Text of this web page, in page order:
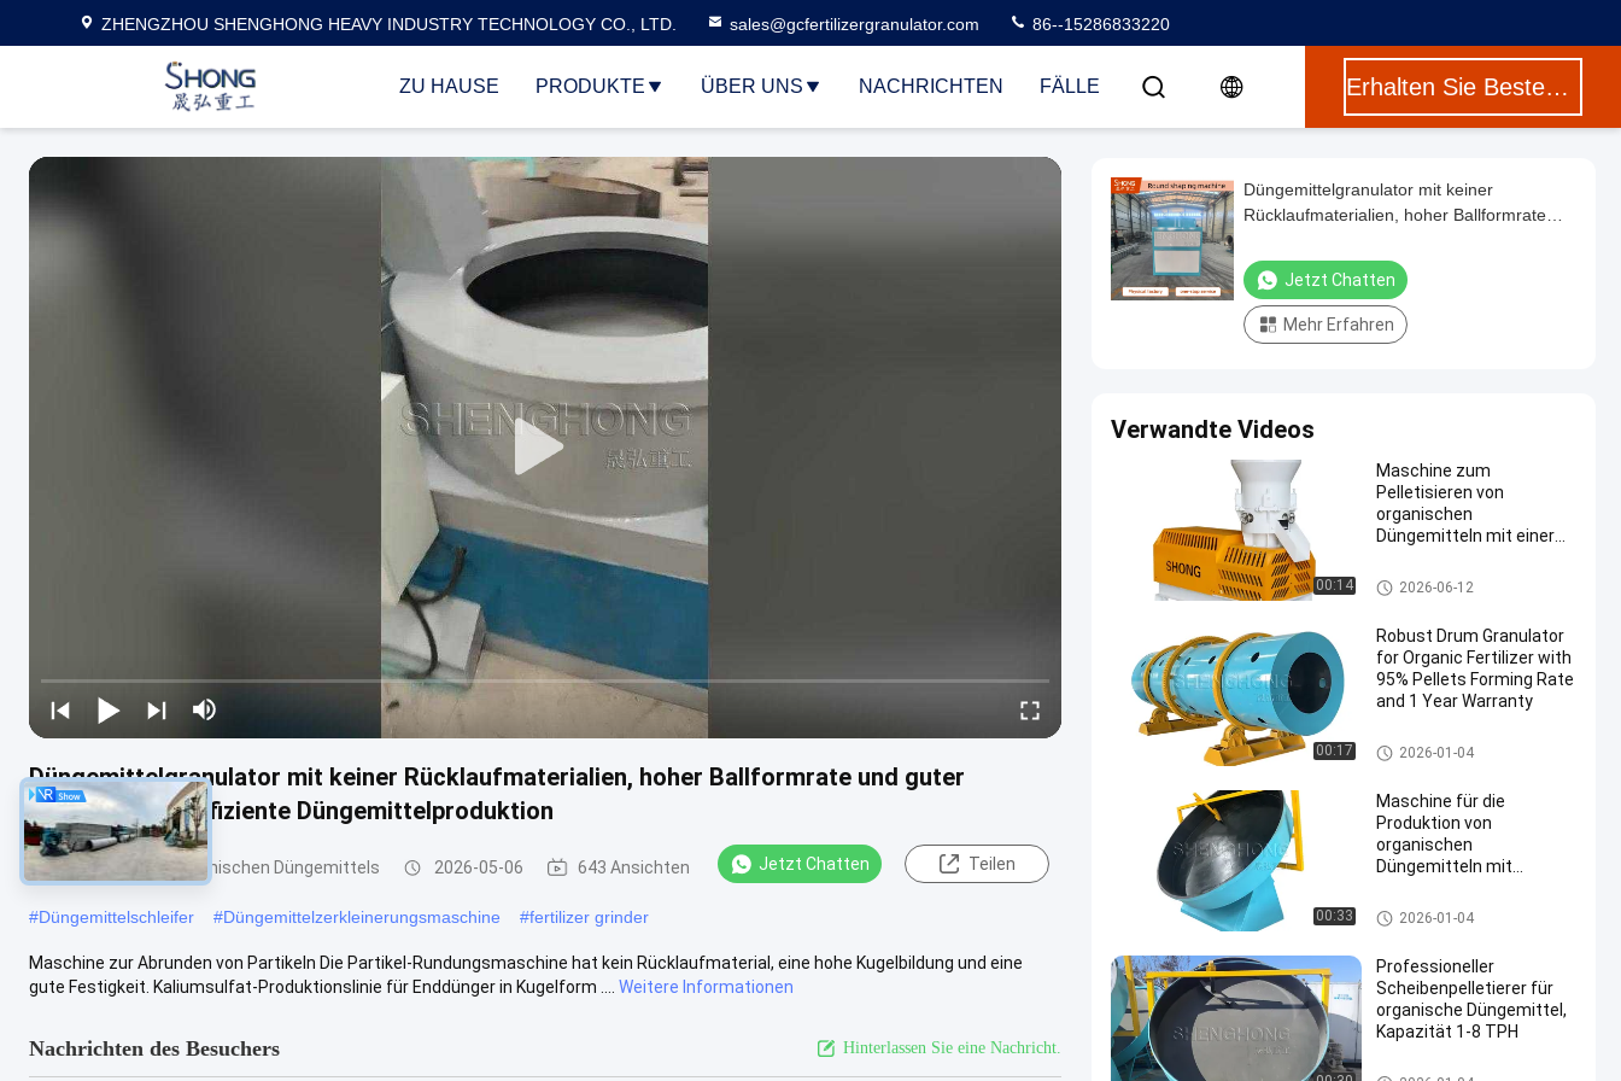
ZHENGZHOU SHENGHONG HEAVY INDUSTRY TECHNOLOGY CO., LTD. sales@gcfertilizergranulator.com 86--15286833220
ZU HAUSE PRODUKTE ÜBER UNS NACHRICHTEN FÄLLE Erhalten Sie Besten Preis
Düngemittelgranulator mit keiner Rücklaufmaterialien, hoher Ballformrate und guter
Festigkeit für effiziente Düngemittelproduktion
Granulierer des organischen Düngemittels 2026-05-06 643 Ansichten Jetzt Chatten Teilen
#Düngemittelschleifer #Düngemittelzerkleinerungsmaschine #fertilizer grinder
Maschine zur Abrunden von Partikeln Die Partikel-Rundungsmaschine hat kein Rücklaufmaterial, eine hohe Kugelbildung und eine
gute Festigkeit. Kaliumsulfat-Produktionslinie für Enddünger in Kugelform ....
Weitere Informationen
Nachrichten des Besuchers Hinterlassen Sie eine Nachricht.
Düngemittelgranulator mit keiner
Rücklaufmaterialien, hoher Ballformrate
Düngemittelproduktion
Jetzt Chatten
Mehr Erfahren
Verwandte Videos
00:14
Maschine zum
Pelletisieren von
organischen
Düngemitteln mit einer
Tonnen pro Stunde und
einer Granulationsrate
Granulierer des organischen D
üngemittels
2026-06-12
00:17
Robust Drum Granulator
for Organic Fertilizer with
95% Pellets Forming Rate
and 1 Year Warranty
Granulierer des organischen D
üngemittels
2026-01-04
00:33
Maschine für die
Produktion von
organischen
Düngemitteln mit
Granulierer des organischen D
üngemittels
2026-01-04
Professioneller
Scheibenpelletierer für
organische Düngemittel,
Kapazität 1-8 TPH
Granulierer des organischen D